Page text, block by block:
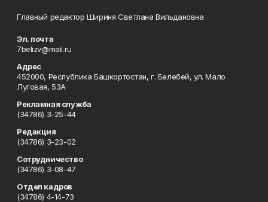
Главный редактор Шириня Светлана Вильдановна
Эл. почта
7belizv@mail.ru
Адрес
452000, Республика Башкортостан, г. Белебей, ул. Мало
Луговая, 53А
Рекламная служба
(34786) 3-25-44
Редакция
(34786) 3-23-02
Сотрудничество
(34786) 3-08-47
Отдел кадров
(34786) 4-14-73